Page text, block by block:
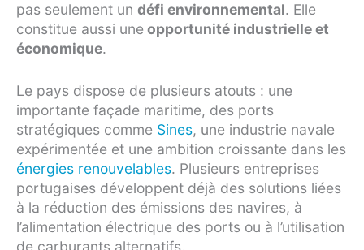
pas seulement un défi environnemental. Elle
constitue aussi uneopportunité industrielle et
économique.
Le pays dispose de plusieurs atouts : une
importante façade maritime, des ports
stratégiques comme Sines, une industrie navale
expérimentée et une ambition croissante dans les
énergies renouvelables. Plusieurs entreprises
portugaises développent déjà des solutions liées
à la réduction des émissions des navires, à
l’alimentation électrique des ports ou à l’utilisation
de carburants alternatifs.